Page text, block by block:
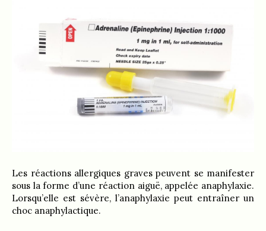
Les réactions allergiques graves peuvent se manifester
sous la forme d’une réaction aiguë, appelée anaphylaxie.
Lorsqu’elle est sévère, l’anaphylaxie peut entraîner un
choc anaphylactique.